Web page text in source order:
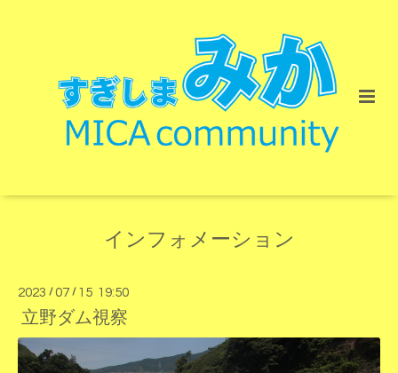
インフォメーション
2023 / 07 / 15 19:50
立野ダム視察